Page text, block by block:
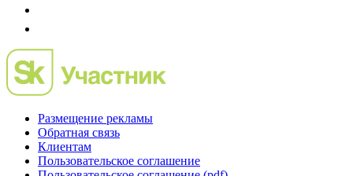
Размещение рекламы
Обратная связь
Клиентам
Пользовательское соглашение